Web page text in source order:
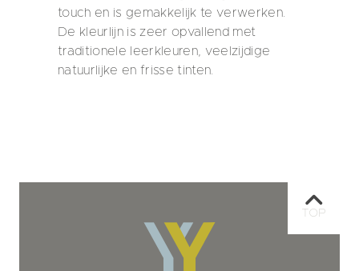
touch en is gemakkelijk te verwerken.
De kleurlijn is zeer opvallend met
traditionele leerkleuren, veelzijdige
natuurlijke en frisse tinten.
TOP